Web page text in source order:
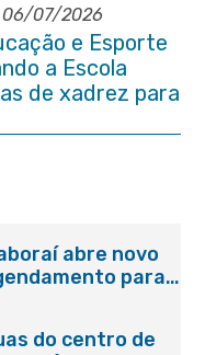
06/07/2026
e Esporte
a Escola
de xadrez para
municipal
abre novo
para
do centro de